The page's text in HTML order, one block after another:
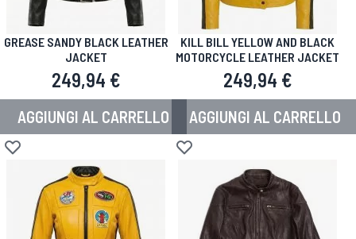
GREASE SANDY BLACK LEATHER
JACKET
249,94 €
AGGIUNGI AL CARRELLO
Aggiungi alla lista desideri
KILL BILL YELLOW AND BLACK
MOTORCYCLE LEATHER JACKET
249,94 €
AGGIUNGI AL CARRELLO
Aggiungi alla lista desideri